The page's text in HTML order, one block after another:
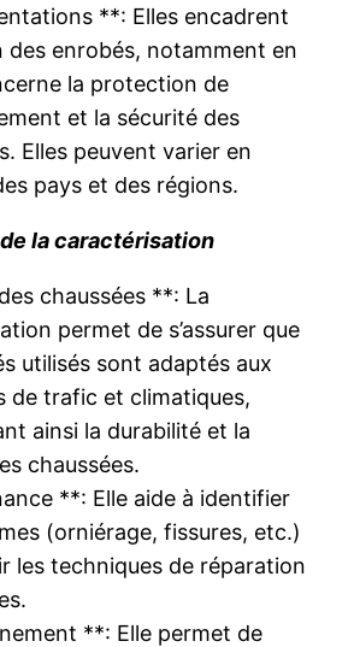
**: Elles encadrent
des enrobés, notamment en
la protection de
et la sécurité des
Elles peuvent varier en
pays et des régions.
la caractérisation
chaussées **: La
permet de s’assurer que
utilisés sont adaptés aux
de trafic et climatiques,
ainsi la durabilité et la
chaussées.
**: Elle aide à identifier
(orniérage, fissures, etc.)
les techniques de réparation
**: Elle permet de